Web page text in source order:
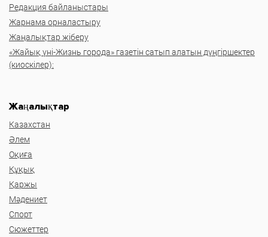
Редакция байланыстары
Жарнама орналастыру
Жаңалықтар жіберу
«Жайық үні-Жизнь города» газетін сатып алатын дүңгіршектер
(киоскілер):
Жаңалықтар
Казахстан
Әлем
Оқиға
Құқық
Қаржы
Мәдениет
Спорт
Сюжеттер